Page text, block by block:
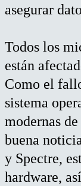
asegurar
Todos los
están
Como el
sistema
modernas
buena
y Spectre,
hardware,